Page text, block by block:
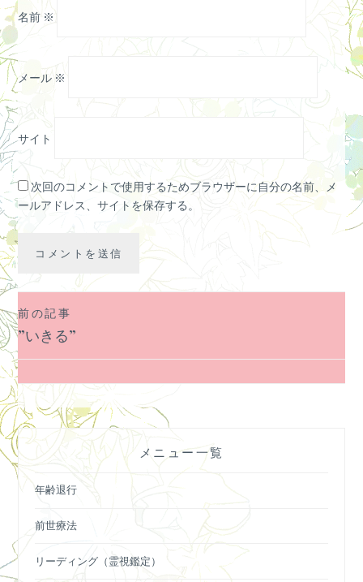
名前 ※
メール ※
サイト
次回のコメントで使用するためブラウザーに自分の名前、メ
ールアドレス、サイトを保存する。
投
稿
ナ
ビ
ゲ
ー
シ
ョ
前の記事
”いきる”
メニュー一覧
年齢退行
前世療法
リーディング（霊視鑑定）